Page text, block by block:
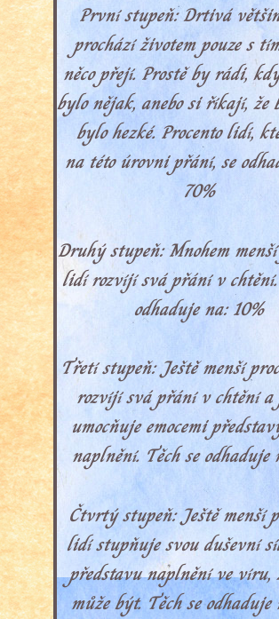
První stupeň: Drtivá
prochází životem pouze s
něco přejí. Prostě by rádi,
bylo nějak, anebo si říkají, že
bylo hezké. Procento lidí,
na této úrovni přání, se
70%
Druhý stupeň: Mnohem
lidí rozvíjí svá přání v chtění.
odhaduje na: 10%
Třetí stupeň: Ještě menší
rozvíjí svá přání v chtění a
umocňuje emocemi
naplnění. Těch se odhaduje
Čtvrtý stupeň: Ještě menší
lidí stupňuje svou duševní
představu naplnění ve víru,
může být. Těch se